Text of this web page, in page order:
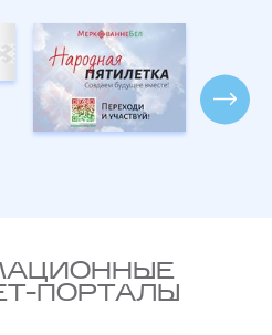
ПОРТАЛЫ